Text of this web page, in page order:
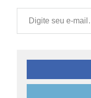
Digite seu e-mail…